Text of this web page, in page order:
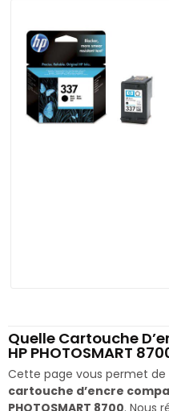
Quelle Cartouche
HP PHOTOSMART
Cette page vous permet
cartouche d’encre